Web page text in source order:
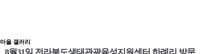
마을 갤러리
8월31일 전라북도생태관광육성지원센터 하례리 방문